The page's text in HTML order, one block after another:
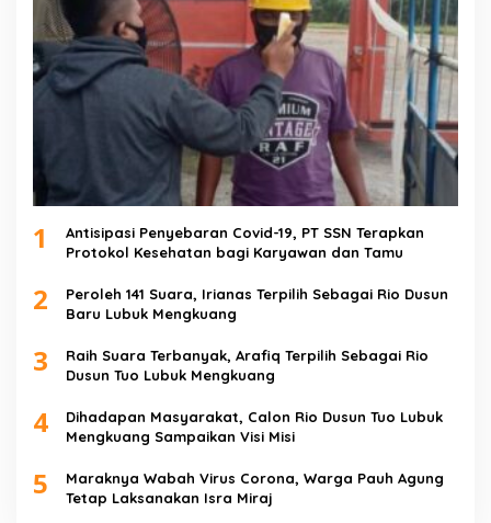
1
Antisipasi Penyebaran Covid-19, PT SSN Terapkan
Protokol Kesehatan bagi Karyawan dan Tamu
2
Peroleh 141 Suara, Irianas Terpilih Sebagai Rio Dusun
Baru Lubuk Mengkuang
3
Raih Suara Terbanyak, Arafiq Terpilih Sebagai Rio
Dusun Tuo Lubuk Mengkuang
4
Dihadapan Masyarakat, Calon Rio Dusun Tuo Lubuk
Mengkuang Sampaikan Visi Misi
5
Maraknya Wabah Virus Corona, Warga Pauh Agung
Tetap Laksanakan Isra Miraj